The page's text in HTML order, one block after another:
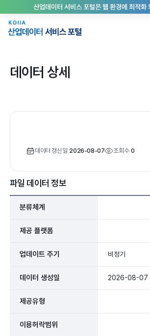
산업데이터 서비스 포털은 웹 환경에 최적화
데이터 상세
데이터 갱신일 2026-08-07 조회수 0
파일 데이터 정보
분류체계
제공 플랫폼
업데이트 주기 비정기
데이터 생성일 2026-08-07
제공유형
이용허락범위